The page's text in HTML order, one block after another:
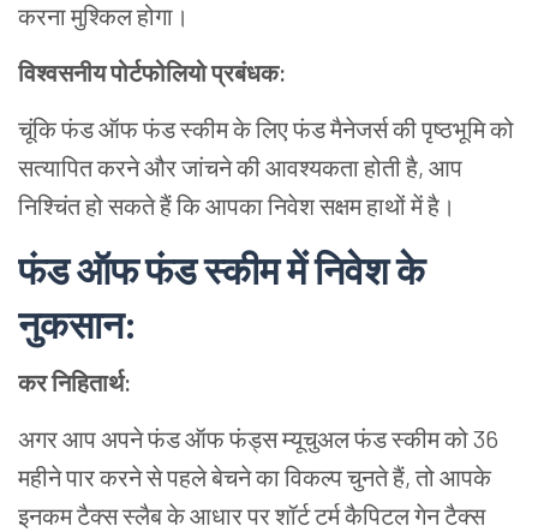
करना मुश्किल होगा।
विश्वसनीय पोर्टफोलियो प्रबंधक:
चूंकि फंड ऑफ फंड स्कीम के लिए फंड मैनेजर्स की पृष्ठभूमि को
सत्यापित करने और जांचने की आवश्यकता होती है, आप
निश्चिंत हो सकते हैं कि आपका निवेश सक्षम हाथों में है।
फंड ऑफ फंड स्कीम में निवेश के
नुकसान:
कर निहितार्थ:
अगर आप अपने फंड ऑफ फंड्स म्यूचुअल फंड स्कीम को 36
महीने पार करने से पहले बेचने का विकल्प चुनते हैं,तो आपके
इनकम टैक्स स्लैब के आधार पर शॉर्ट टर्म कैपिटल गेन टैक्स